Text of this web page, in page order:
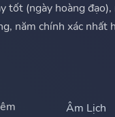
tốt (ngày hoàng đạo),
năm chính xác nhất
Âm Lịch